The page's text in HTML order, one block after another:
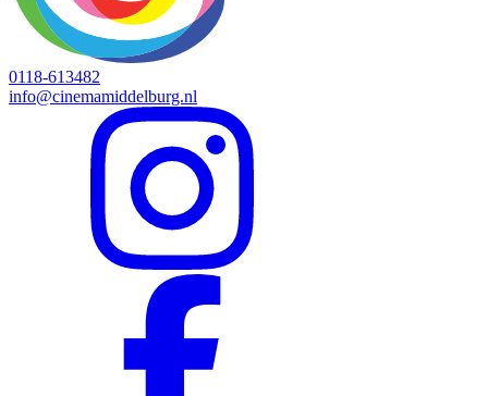
0118-613482
info@cinemamiddelburg.nl